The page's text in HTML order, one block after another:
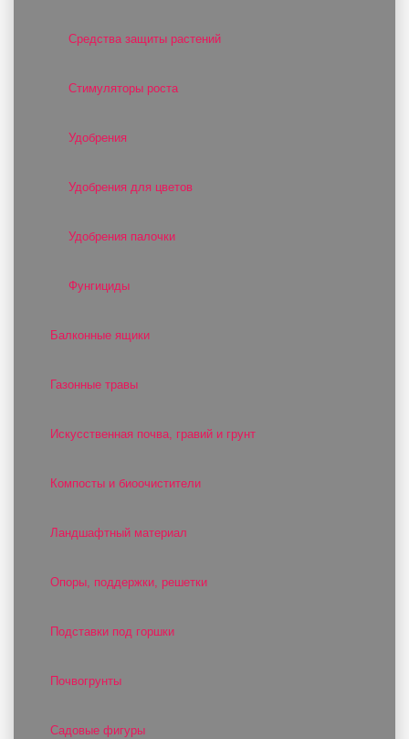
Средства защиты растений
Стимуляторы роста
Удобрения
Удобрения для цветов
Удобрения палочки
Фунгициды
Балконные ящики
Газонные травы
Искусственная почва, гравий и грунт
Компосты и биоочистители
Ландшафтный материал
Опоры, поддержки, решетки
Подставки под горшки
Почвогрунты
Садовые фигуры